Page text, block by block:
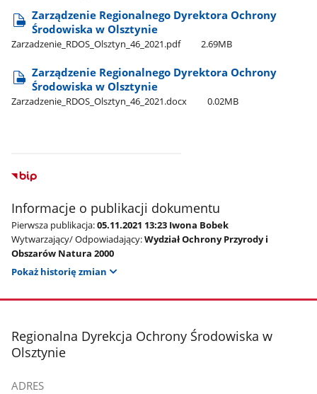
Zarządzenie Regionalnego Dyrektora Ochrony
Środowiska w Olsztynie
Zarzadzenie​_RDOS​_Olsztyn​_46​_2021.pdf 2.69MB
Zarządzenie Regionalnego Dyrektora Ochrony
Środowiska w Olsztynie
Zarzadzenie​_RDOS​_Olsztyn​_46​_2021.docx 0.02MB
Informacje o publikacji dokumentu
Pierwsza publikacja:05.11.2021 13:23 Iwona Bobek
Wytwarzający/ Odpowiadający:Wydział Ochrony Przyrody i
Obszarów Natura 2000
Pokaż historię zmian
stopka
Regionalna Dyrekcja Ochrony Środowiska w
Olsztynie
ADRES